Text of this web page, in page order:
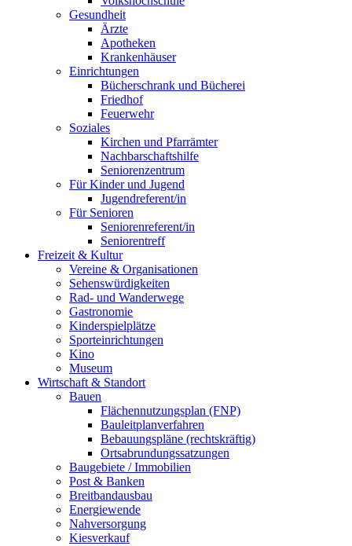
Gesundheit
Ärzte
Apotheken
Krankenhäuser
Einrichtungen
Bücherschrank und Bücherei
Friedhof
Feuerwehr
Soziales
Kirchen und Pfarrämter
Nachbarschaftshilfe
Seniorenzentrum
Für Kinder und Jugend
Jugendreferent/in
Für Senioren
Seniorenreferent/in
Seniorentreff
Freizeit & Kultur
Vereine & Organisationen
Sehenswürdigkeiten
Rad- und Wanderwege
Gastronomie
Kinderspielplätze
Sporteinrichtungen
Kino
Museum
Wirtschaft & Standort
Bauen
Flächennutzungsplan (FNP)
Bauleitplanverfahren
Bebauungspläne (rechtskräftig)
Ortsabrundungssatzungen
Baugebiete / Immobilien
Post & Banken
Breitbandausbau
Energiewende
Nahversorgung
Kiesverkauf